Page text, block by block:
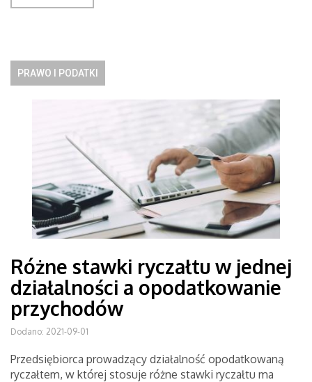
PRAWO I PODATKI
Różne stawki ryczałtu w jednej
działalności a opodatkowanie
przychodów
Dodano: 2021-09-01
Przedsiębiorca prowadzący działalność opodatkowaną
ryczałtem, w której stosuje różne stawki ryczałtu ma